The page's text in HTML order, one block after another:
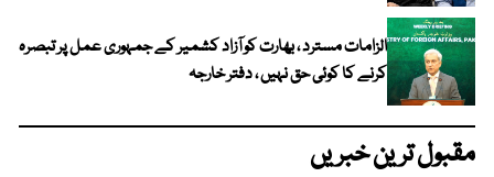
الزامات مسترد ، بھارت کو آزاد کشمیر کے جمہوری عمل پر تبصرہ
کرنے کا کوئی حق نہیں ، دفتر خارجہ
مقبول ترین خبریں